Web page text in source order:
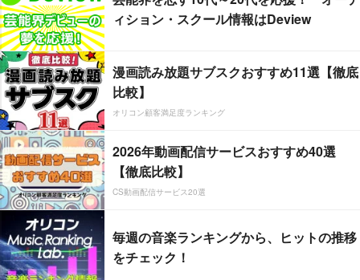
ィション・スクール情報はDeview
漫画読み放題サブスクおすすめ11選【徹底
比較】
オリコン顧客満足度ランキング
2026年動画配信サービスおすすめ40選
【徹底比較】
CS動画配信サービス20選
毎週の音楽ランキングから、ヒットの推移
をチェック！